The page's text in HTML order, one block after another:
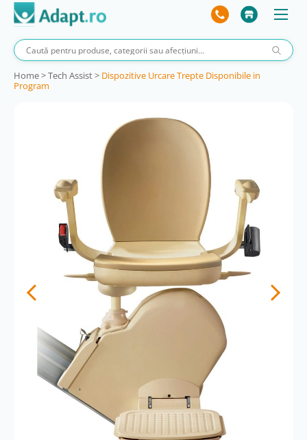
Home>Tech Assist> Dispozitive Urcare Trepte Disponibile in
Program